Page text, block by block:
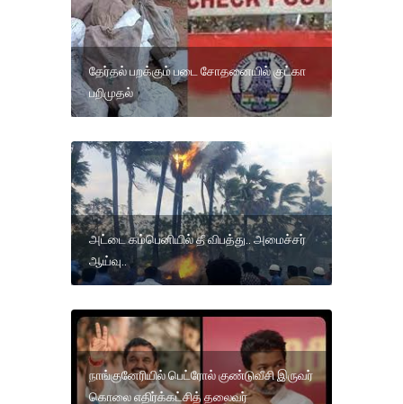
தேர்தல் பறக்கும் படை சோதனையில் குட்கா
பறிமுதல்
அட்டை கம்பெனியில் தீ விபத்து.. அமைச்சர்
ஆய்வு..
நாங்குனேரியில் பெட்ரோல் குண்டுவீசி இருவர்
கொலை எதிர்க்கட்சித் தலைவர்